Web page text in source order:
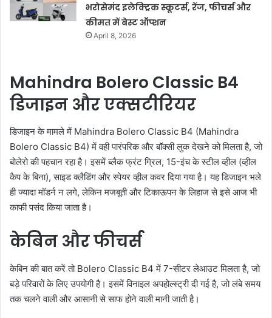
भरोसेमंद इलेक्ट्रिक स्कूटर्स, रेंज, फीचर्स और
कीमत में बेस्ट ऑप्शन
April 8, 2026
Mahindra Bolero Classic B4
डिजाइन और एक्सटीरियर
डिजाइन के मामले में Mahindra Bolero Classic B4 (Mahindra
Bolero Classic B4) में वही पारंपरिक और बॉक्सी लुक देखने को मिलता है, जो
बोलेरो की पहचान रहा है। इसमें ब्लैक फ्रंट ग्रिल, 15-इंच के स्टील व्हील (व्हील
कैप के बिना), साइड क्लैडिंग और स्पेयर व्हील कवर दिया गया है। यह डिजाइन भले
ही ज्यादा मॉडर्न न लगे, लेकिन मजबूती और टिकाऊपन के लिहाज से इसे आज भी
काफी पसंद किया जाता है।
केबिन और फीचर्स
केबिन की बात करें तो Bolero Classic B4 में 7-सीटर लेआउट मिलता है, जो
बड़े परिवारों के लिए उपयोगी है। इसमें विनाइल अपहोल्स्ट्री दी गई है, जो लंबे समय
तक चलने वाली और आसानी से साफ होने वाली मानी जाती है।